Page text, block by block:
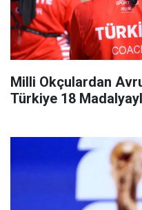
Milli Okçulardan
Türkiye 18